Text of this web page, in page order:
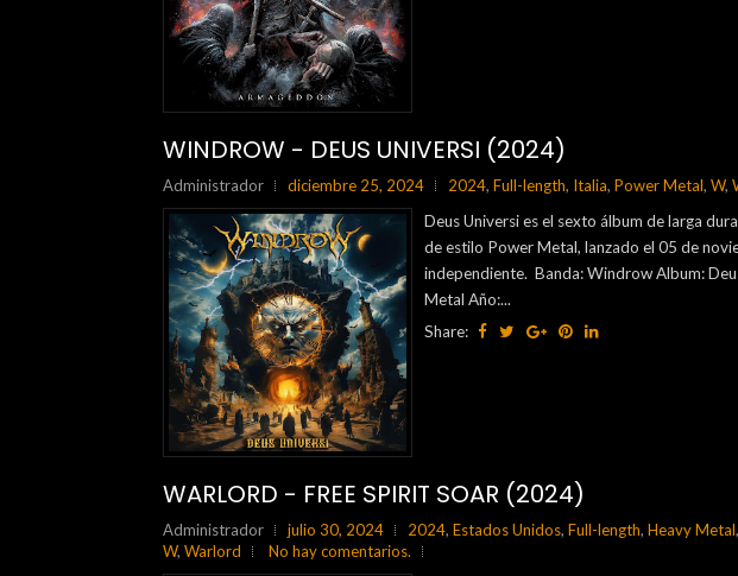
WINDROW - DEUS UNIVERSI (2024)
Administrador diciembre 25, 2024 2024, Full-length, Italia, Power Metal, W,
Deus Universi es el sexto álbum de larga
de estilo Power Metal, lanzado el 05 de
independiente. Banda: Windrow Album:
Metal Año:...
Share:
WARLORD - FREE SPIRIT SOAR (2024)
Administrador julio 30, 2024 2024, Estados Unidos, Full-length, Heavy Metal,
W, Warlord No hay comentarios.